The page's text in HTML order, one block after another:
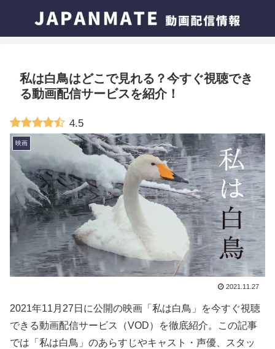
私は白鳥はどこで見れる？今すぐ視聴でき
る動画配信サービスを紹介！
4.5
映画
2021.11.27
2021年11月27日に公開の映画「私は白鳥」を今すぐ視聴
できる動画配信サービス（VOD）を徹底紹介。この記事
では「私は白鳥」のあらすじやキャスト・声優、スタッ